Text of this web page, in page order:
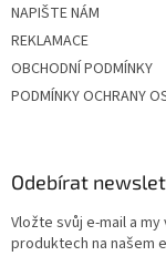
NAPIŠTE NÁM
REKLAMACE
OBCHODNÍ PODMÍNKY
PODMÍNKY OCHRANY
Odebírat
Vložte svůj e-mail a
produktech na našem